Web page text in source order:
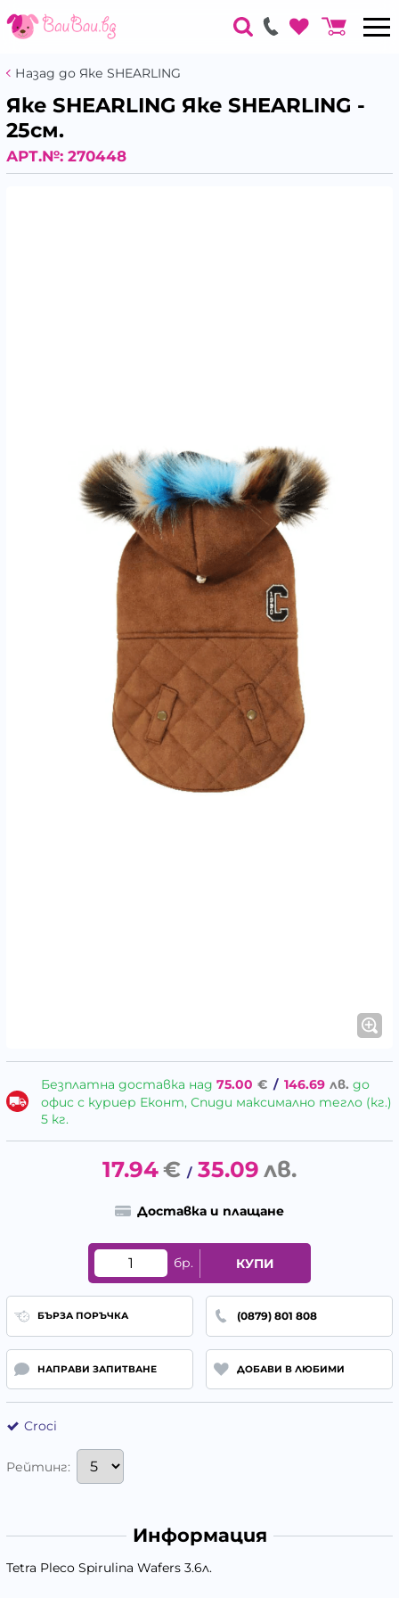
Назад до Яке SHEARLING
Яке SHEARLING Яке SHEARLING -
25см.
АРТ.№: 270448
Безплатна доставка над 75.00 € / 146.69 лв. до
офис с куриер Еконт, Спиди максимално тегло (кг.)
5 кг.
17.94€ / 35.09 лв.
Доставка и плащане
бр. КУПИ
БЪРЗА ПОРЪЧКА (0879) 801 808
НАПРАВИ ЗАПИТВАНЕ ДОБАВИ В ЛЮБИМИ
Croci
Рейтинг:
Информация
Tetra Pleco Spirulina Wafers 3.6л.